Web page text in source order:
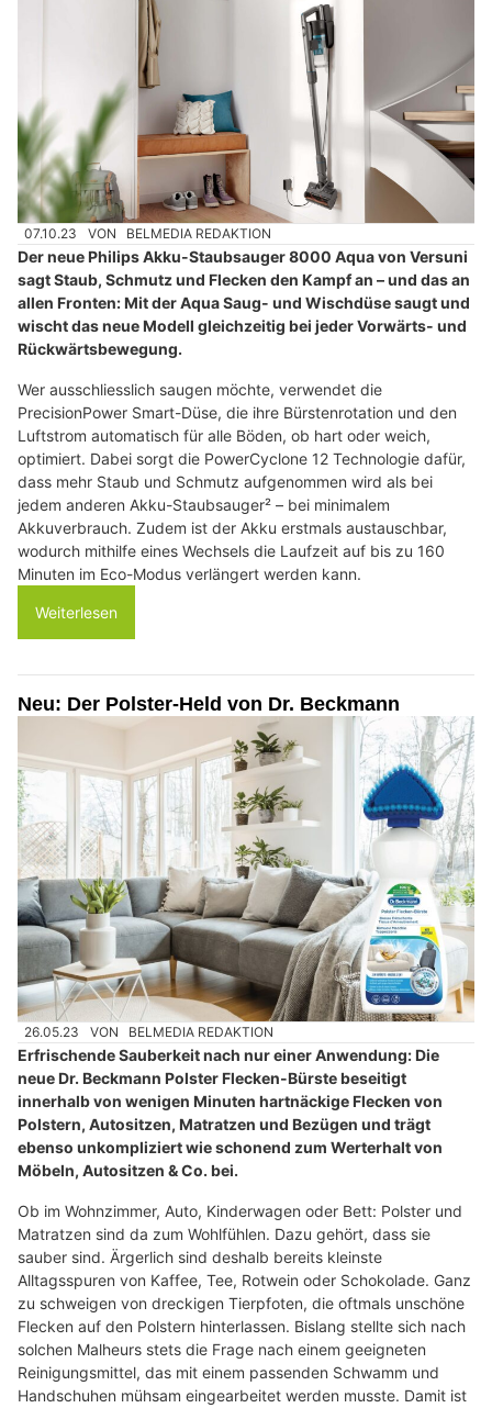
07.10.23 VON BELMEDIA REDAKTION
Der neue Philips Akku-Staubsauger 8000 Aqua von Versuni
sagt Staub, Schmutz und Flecken den Kampf an – und das an
allen Fronten: Mit der Aqua Saug- und Wischdüse saugt und
wischt das neue Modell gleichzeitig bei jeder Vorwärts- und
Rückwärtsbewegung.
Wer ausschliesslich saugen möchte, verwendet die
PrecisionPower Smart-Düse, die ihre Bürstenrotation und den
Luftstrom automatisch für alle Böden, ob hart oder weich,
optimiert. Dabei sorgt die PowerCyclone 12 Technologie dafür,
dass mehr Staub und Schmutz aufgenommen wird als bei
jedem anderen Akku-Staubsauger² – bei minimalem
Akkuverbrauch. Zudem ist der Akku erstmals austauschbar,
wodurch mithilfe eines Wechsels die Laufzeit auf bis zu 160
Minuten im Eco-Modus verlängert werden kann.
Weiterlesen
Neu: Der Polster-Held von Dr. Beckmann
26.05.23 VON BELMEDIA REDAKTION
Erfrischende Sauberkeit nach nur einer Anwendung: Die
neue Dr. Beckmann Polster Flecken-Bürste beseitigt
innerhalb von wenigen Minuten hartnäckige Flecken von
Polstern, Autositzen, Matratzen und Bezügen und trägt
ebenso unkompliziert wie schonend zum Werterhalt von
Möbeln, Autositzen & Co. bei.
Ob im Wohnzimmer, Auto, Kinderwagen oder Bett: Polster und
Matratzen sind da zum Wohlfühlen. Dazu gehört, dass sie
sauber sind. Ärgerlich sind deshalb bereits kleinste
Alltagsspuren von Kaffee, Tee, Rotwein oder Schokolade. Ganz
zu schweigen von dreckigen Tierpfoten, die oftmals unschöne
Flecken auf den Polstern hinterlassen. Bislang stellte sich nach
solchen Malheurs stets die Frage nach einem geeigneten
Reinigungsmittel, das mit einem passenden Schwamm und
Handschuhen mühsam eingearbeitet werden musste. Damit ist